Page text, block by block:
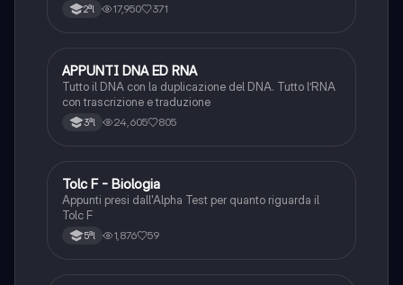
2ªl 17,950 371
Scienze
APPUNTI DNA ED RNA
Tutto il DNA con la duplicazione del DNA. Tutto l’RNA
con trascrizione e traduzione
3ªl 24,605 805
Chimica
Tolc F - Biologia
Appunti presi dall'Alpha Test per quanto riguarda il
Tolc F
5ªl 1,876 59